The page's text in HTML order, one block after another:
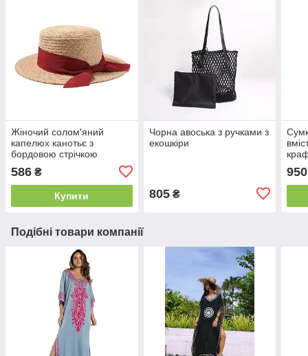
Жіночий солом'яний
капелюх канотьє з
бордовою стрічкою
586 ₴
Купити
Чорна авоська з ручками з
екошкіри
805₴
950
Подібні товари компанії